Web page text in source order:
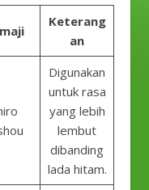
Keterang
an
Digunakan
untuk rasa
yang lebih
lembut
dibanding
lada hitam.